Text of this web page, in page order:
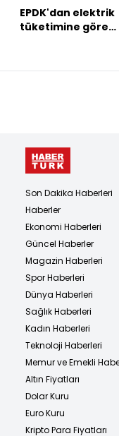
EPDK'dan elektrik
tüketimine göre
Son Dakika Haberleri
Haberler
Ekonomi Haberleri
Güncel Haberler
Magazin Haberleri
Spor Haberleri
Dünya Haberleri
Sağlık Haberleri
Kadın Haberleri
Teknoloji Haberleri
Memur ve Emekli
Altın Fiyatları
Dolar Kuru
Euro Kuru
Kripto Para Fiyatları